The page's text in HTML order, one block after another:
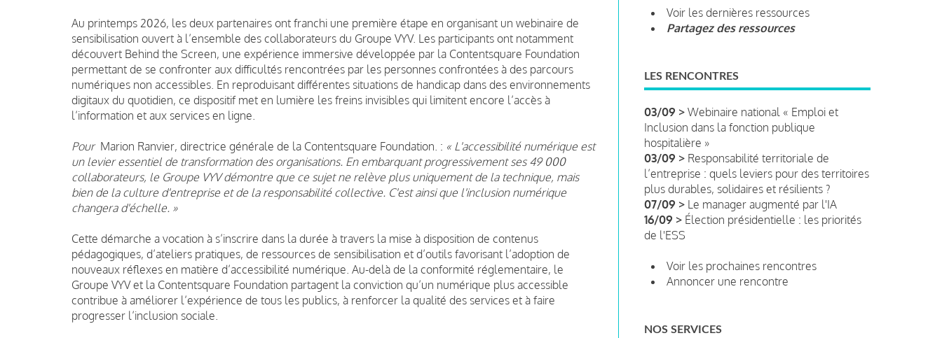
Au printemps 2026, les deux partenaires ont franchi une première étape en organisant un webinaire de
sensibilisation ouvert à l’ensemble des collaborateurs du Groupe VYV. Les participants ont notamment
découvert Behind the Screen, une expérience immersive développée par la Contentsquare Foundation
permettant de se confronter aux difficultés rencontrées par les personnes confrontées à des parcours
numériques non accessibles. En reproduisant différentes situations de handicap dans des environnements
digitaux du quotidien, ce dispositif met en lumière les freins invisibles qui limitent encore l’accès à
l’information et aux services en ligne.
Pour Marion Ranvier, directrice générale de la Contentsquare Foundation. : « L'accessibilité numérique est
un levier essentiel de transformation des organisations. En embarquant progressivement ses 49 000
collaborateurs, le Groupe VYV démontre que ce sujet ne relève plus uniquement de la technique, mais
bien de la culture d'entreprise et de la responsabilité collective. C'est ainsi que l'inclusion numérique
changera d'échelle. »
Cette démarche a vocation à s’inscrire dans la durée à travers la mise à disposition de contenus
pédagogiques, d’ateliers pratiques, de ressources de sensibilisation et d’outils favorisant l’adoption de
nouveaux réflexes en matière d’accessibilité numérique. Au-delà de la conformité réglementaire, le
Groupe VYV et la Contentsquare Foundation partagent la conviction qu’un numérique plus accessible
contribue à améliorer l’expérience de tous les publics, à renforcer la qualité des services et à faire
progresser l’inclusion sociale.
Voir les dernières ressources
Partagez des ressources
LES RENCONTRES
03/09 > Webinaire national « Emploi et
Inclusion dans la fonction publique
hospitalière »
03/09 > Responsabilité territoriale de
l’entreprise : quels leviers pour des territoires
plus durables, solidaires et résilients ?
07/09 > Le manager augmenté par l'IA
16/09 > Élection présidentielle : les priorités
de l'ESS
Voir les prochaines rencontres
Annoncer une rencontre
NOS SERVICES